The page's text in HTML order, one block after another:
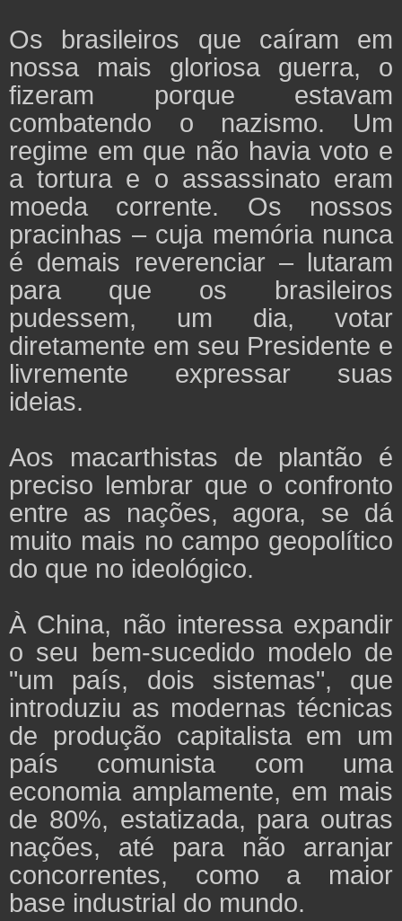
Os brasileiros que caíram em
nossa mais gloriosa guerra, o
fizeram porque estavam
combatendo o nazismo. Um
regime em que não havia voto e
a tortura e o assassinato eram
moeda corrente. Os nossos
pracinhas – cuja memória nunca
é demais reverenciar – lutaram
para que os brasileiros
pudessem, um dia, votar
diretamente em seu Presidente e
livremente expressar suas
ideias.
Aos macarthistas de plantão é
preciso lembrar que o confronto
entre as nações, agora, se dá
muito mais no campo geopolítico
do que no ideológico.
À China, não interessa expandir
o seu bem-sucedido modelo de
"um país, dois sistemas", que
introduziu as modernas técnicas
de produção capitalista em um
país comunista com uma
economia amplamente, em mais
de 80%, estatizada, para outras
nações, até para não arranjar
concorrentes, como a maior
base industrial do mundo.